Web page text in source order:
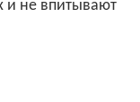
и не впитывают